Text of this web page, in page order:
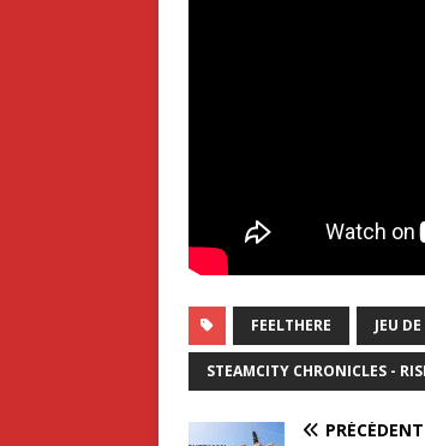
FEELTHERE JEU
STEAMCITY CHRONICLES -
PRÉCÉDENT